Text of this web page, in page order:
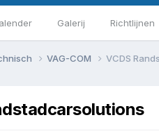
Galerij Richtlijnen
VAG-COM VCDS